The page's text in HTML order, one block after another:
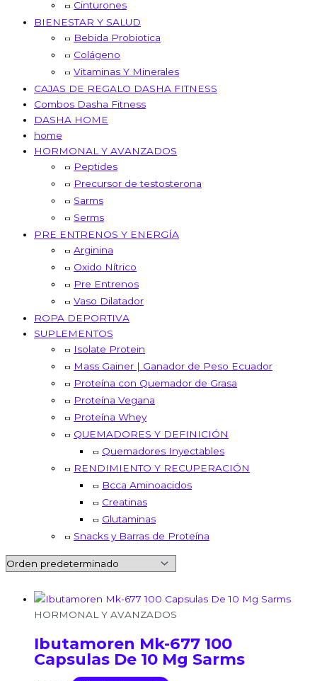
Cinturones
BIENESTAR Y SALUD
Bebida Probiotica
Colágeno
Vitaminas Y Minerales
CAJAS DE REGALO DASHA FITNESS
Combos Dasha Fitness
DASHA HOME
home
HORMONAL Y AVANZADOS
Peptides
Precursor de testosterona
Sarms
Serms
PRE ENTRENOS Y ENERGÍA
Arginina
Oxido Nítrico
Pre Entrenos
Vaso Dilatador
ROPA DEPORTIVA
SUPLEMENTOS
Isolate Protein
Mass Gainer | Ganador de Peso Ecuador
Proteína con Quemador de Grasa
Proteína Vegana
Proteína Whey
QUEMADORES Y DEFINICIÓN
Quemadores Inyectables
RENDIMIENTO Y RECUPERACIÓN
Bcca Aminoacidos
Creatinas
Glutaminas
Snacks y Barras de Proteína
HORMONAL Y AVANZADOS
Ibutamoren Mk-677 100
Capsulas De 10 Mg Sarms